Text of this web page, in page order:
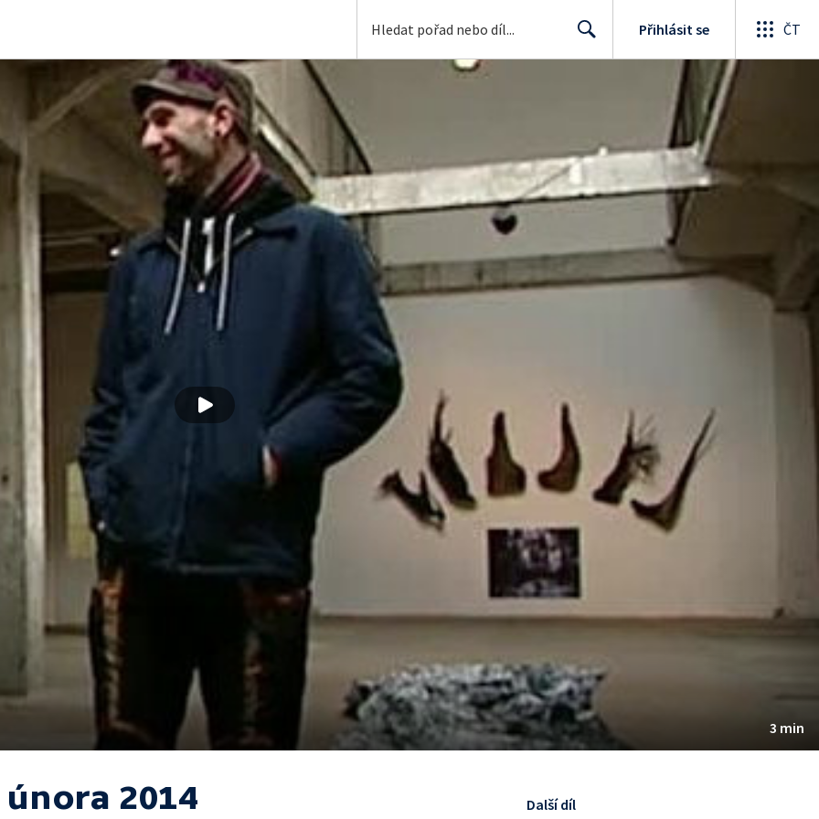
Přihlásit se ČT
3 min
února 2014 Další díl